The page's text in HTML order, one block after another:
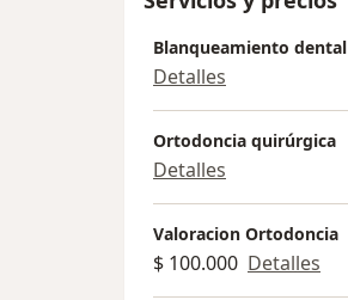
Blanqueamiento dental
Detalles
Ortodoncia quirúrgica
Detalles
Valoracion Ortodoncia
$ 100.000 Detalles